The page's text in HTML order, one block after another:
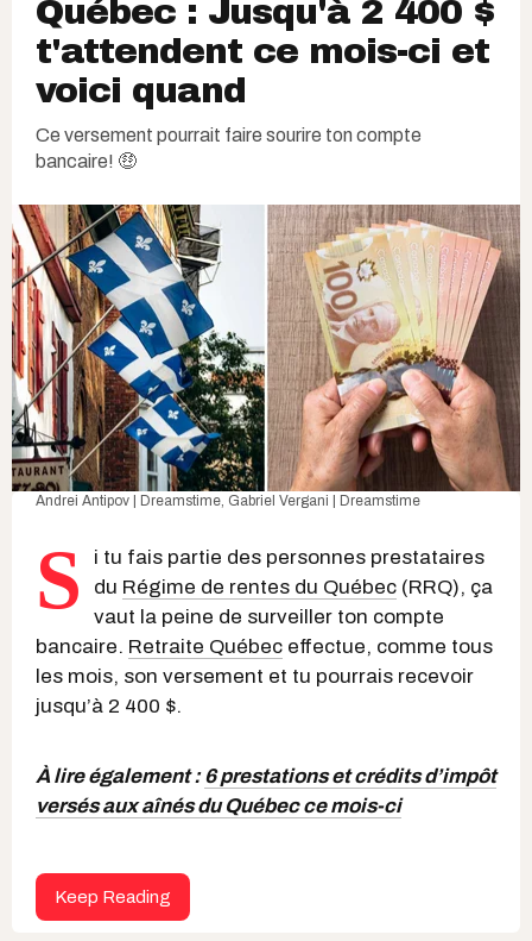
Québec : Jusqu'à 2 400 $
t'attendent ce mois-ci et
voici quand
Ce versement pourrait faire sourire ton compte
bancaire! 🤑
Andrei Antipov | Dreamstime Gabriel Vergani | Dreamstime
S
i tu fais partie des personnes prestataires
du Régime de rentes du Québec (RRQ), ça
vaut la peine de surveiller ton compte
bancaire. Retraite Québec effectue, comme tous
les mois, son versement et tu pourrais recevoir
jusqu’à 2 400 $.
À lire également :6 prestations et crédits d’impôt
versés aux aînés du Québec ce mois-ci
Keep Reading